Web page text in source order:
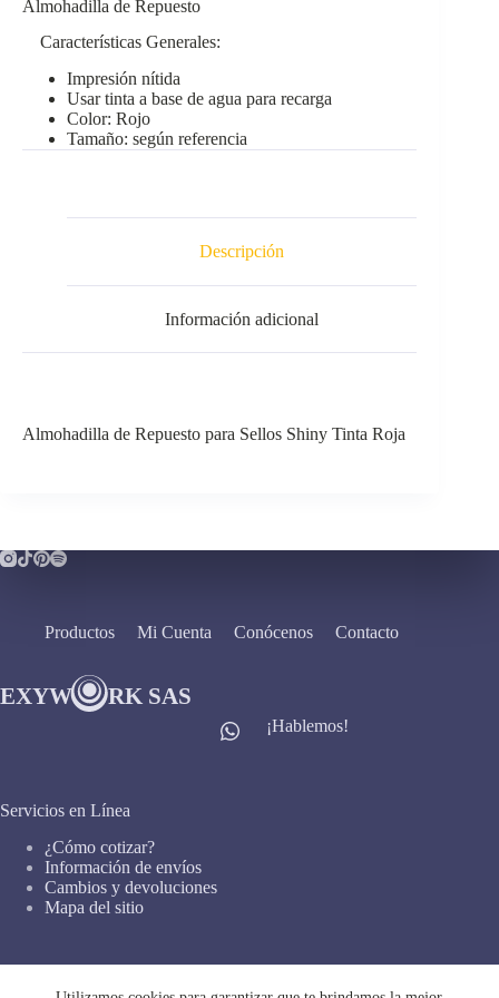
cantidad
Almohadilla de Repuesto
Características Generales:
Impresión nítida
Usar tinta a base de agua para recarga
Color: Rojo
Tamaño: según referencia
Descripción
Información adicional
Almohadilla de Repuesto para Sellos Shiny Tinta Roja
Productos Mi Cuenta Conócenos Contacto
¡Hablemos!
Servicios en Línea
¿Cómo cotizar?
Información de envíos
Cambios y devoluciones
Mapa del sitio